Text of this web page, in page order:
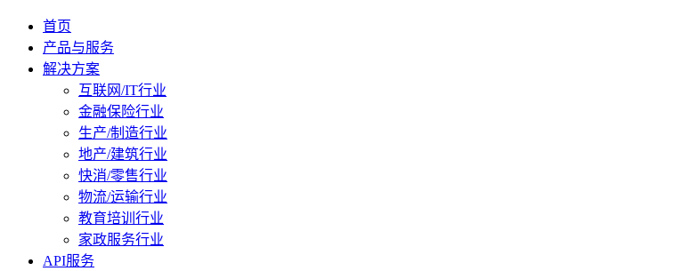
首页
产品与服务
解决方案
互联网/IT行业
金融保险行业
生产/制造行业
地产/建筑行业
快消/零售行业
物流/运输行业
教育培训行业
家政服务行业
API服务